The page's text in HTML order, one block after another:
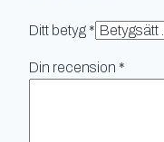
Ditt betyg *
Din recension *